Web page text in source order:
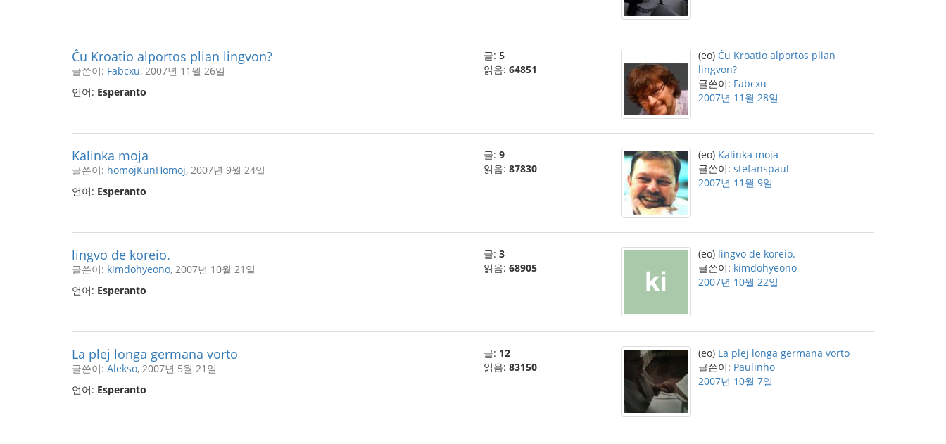
Ĉu Kroatio alportos plian lingvon?
글쓴이: Fabcxu, 2007년 11월 26일
언어: Esperanto
글: 5
읽음: 64851
(eo) Ĉu Kroatio alportos plian
lingvon?
글쓴이: Fabcxu
2007년 11월 28일
Kalinka moja
글쓴이: homojKunHomoj, 2007년 9월 24일
언어: Esperanto
글: 9
읽음: 87830
(eo) Kalinka moja
글쓴이: stefanspaul
2007년 11월 9일
lingvo de koreio.
글쓴이: kimdohyeono, 2007년 10월 21일
언어: Esperanto
글: 3
읽음: 68905
(eo) lingvo de koreio.
글쓴이: kimdohyeono
2007년 10월 22일
La plej longa germana vorto
글쓴이: Alekso, 2007년 5월 21일
언어: Esperanto
글: 12
읽음: 83150
(eo) La plej longa germana vorto
글쓴이: Paulinho
2007년 10월 7일